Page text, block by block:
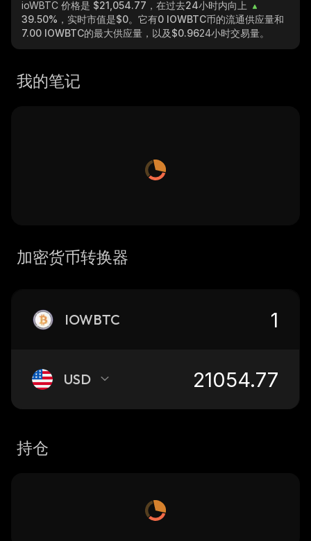
ioWBTC 价格是 $21,054.77，在过去24小时内向上
39.50% ，实时市值是$0。它有0 IOWBTC币的流通供应量和
7.00 IOWBTC的最大供应量，以及$0.9624小时交易量。
我的笔记
加密货币转换器
IOWBTC
USD
持仓